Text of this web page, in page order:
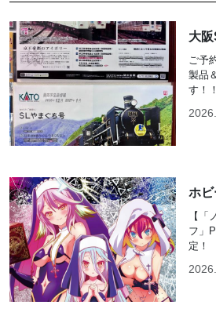
大
ご予
製品
す！！
ホ
【「
フ」
定！